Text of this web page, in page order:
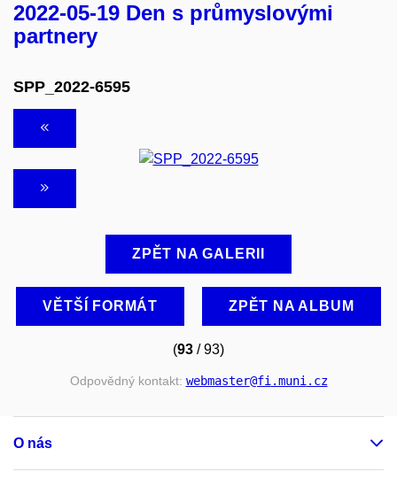
2022-05-19 Den s průmyslovými
partnery
SPP_2022-6595
ZPĚT NA GALERII
VĚTŠÍ FORMÁT ZPĚT NA ALBUM
(93 / 93)
Odpovědný kontakt: webmaster@fi.muni.cz
O nás